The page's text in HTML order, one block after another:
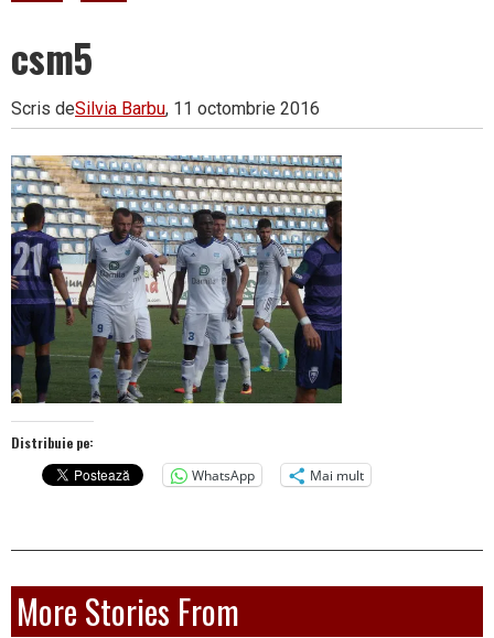
Vâlcea
csm5
Scris deSilvia Barbu, 11 octombrie 2016
Distribuie pe:
WhatsApp
Mai mult
More Stories From